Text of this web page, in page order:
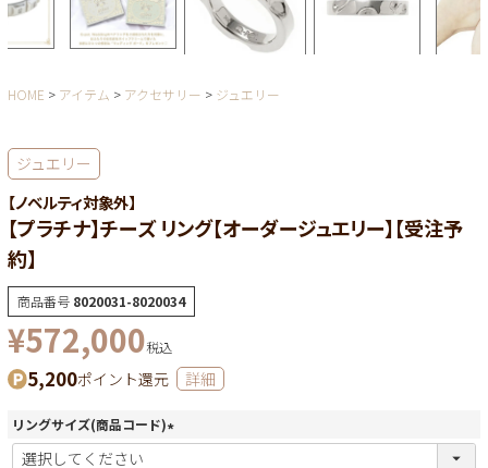
HOME アイテム アクセサリー ジュエリー
ジュエリー
【ノベルティ対象外】
【プラチナ】チーズ リング【オーダージュエリー】【受注予
約】
商品番号 8020031-8020034
¥572,000税込
5,200ポイント還元 詳細
リングサイズ(商品コード)
(